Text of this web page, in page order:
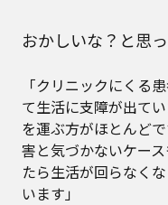
おかしいな？と思
「クリニックにくる
て生活に支障が出て
を運ぶ方がほとんど
害と気づかないケー
たら生活が回らなく
います」